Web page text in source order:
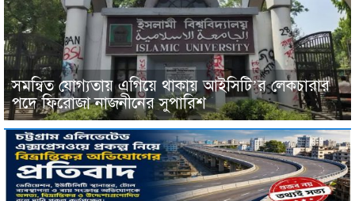
সমন্বিত যোগ্যতায় এগিয়ে থাকায় আইসিটি’র লেকচারার
পদে ফিরোজা নাজনীনের সুপারিশ